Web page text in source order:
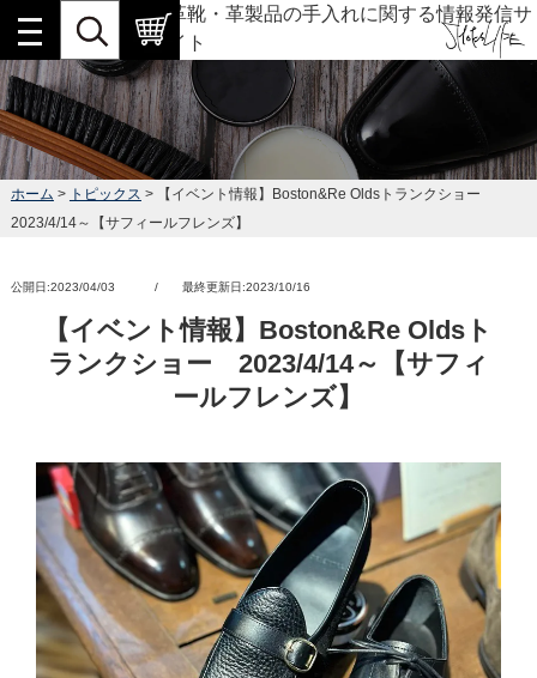
革靴・革製品の手入れに関する情報発信サ
イト
ホーム > トピックス > 【イベント情報】Boston&Re Oldsトランクショー
2023/4/14～【サフィールフレンズ】
公開日:2023/04/03 / 最終更新日:2023/10/16
【イベント情報】Boston&Re Oldsト
ランクショー 2023/4/14～【サフィ
ールフレンズ】